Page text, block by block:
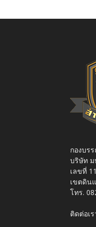
กองบร
บริษัท ม
เลขที่
เขตดิน
โทร.
ติดต่อเร